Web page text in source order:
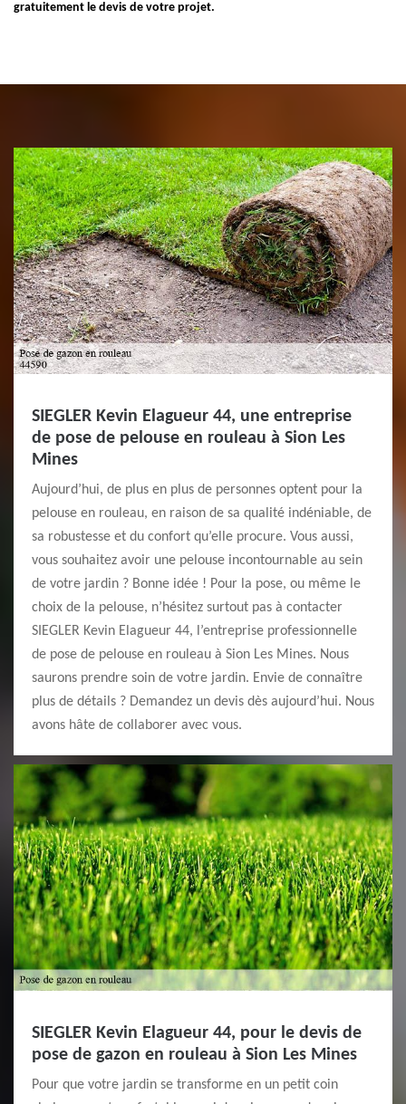
gratuitement le devis de votre projet.
SIEGLER Kevin Elagueur 44, une entreprise
de pose de pelouse en rouleau à Sion Les
Mines
Aujourd’hui, de plus en plus de personnes optent pour la
pelouse en rouleau, en raison de sa qualité indéniable, de
sa robustesse et du confort qu’elle procure. Vous aussi,
vous souhaitez avoir une pelouse incontournable au sein
de votre jardin ? Bonne idée ! Pour la pose, ou même le
choix de la pelouse, n’hésitez surtout pas à contacter
SIEGLER Kevin Elagueur 44, l’entreprise professionnelle
de pose de pelouse en rouleau à Sion Les Mines. Nous
saurons prendre soin de votre jardin. Envie de connaître
plus de détails ? Demandez un devis dès aujourd’hui. Nous
avons hâte de collaborer avec vous.
SIEGLER Kevin Elagueur 44, pour le devis de
pose de gazon en rouleau à Sion Les Mines
Pour que votre jardin se transforme en un petit coin